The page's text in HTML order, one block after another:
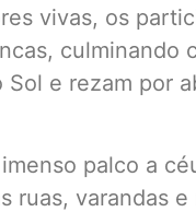
vivas, os
culminando
e rezam por
palco a
ruas, varandas e